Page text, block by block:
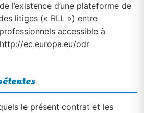
l’existence d’une plateforme de
litiges (« RLL ») entre
accessible à
ec.europa.eu/odr
le présent contrat et les